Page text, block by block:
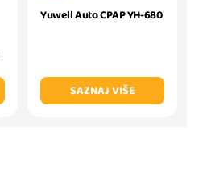
Yuwell Auto CPAP YH-680
SAZNAJ VIŠE